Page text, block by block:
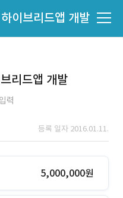
이브리드앱 개발
리드앱 개발
력
등록 일자 2016.01.11.
5,000,000원